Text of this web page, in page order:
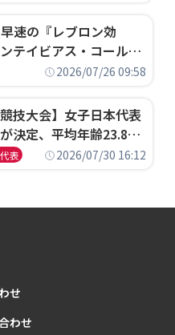
早速の『レブロン効
テイビアス・コールド
ープがセブンティシク
2026/07/26 09:58
競技大会】女子日本代表
決定、平均年齢23.8歳
ュなメンバーが日本開
表 2026/07/30 16:12
せ
わせ